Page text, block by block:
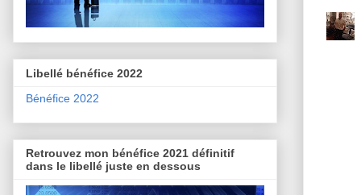
Libellé bénéfice 2022
Bénéfice 2022
Retrouvez mon bénéfice 2021 définitif
dans le libellé juste en dessous